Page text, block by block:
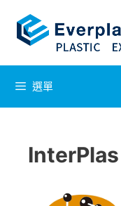
選單